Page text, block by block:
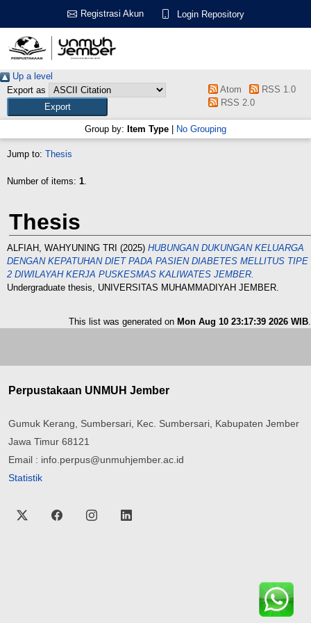
Registrasi Akun Login Repository
Up a level
Export as
Atom
RSS 1.0
RSS 2.0
Group by: Item Type No Grouping
Jump to: Thesis
Number of items: 1.
Thesis
ALFIAH, WAHYUNING TRI (2025) HUBUNGAN DUKUNGAN KELUARGA
DENGAN KEPATUHAN DIET PADA PASIEN DIABETES MELLITUS TIPE
2 DIWILAYAH KERJA PUSKESMAS KALIWATES JEMBER.
Undergraduate thesis, UNIVERSITAS MUHAMMADIYAH JEMBER.
This list was generated on Mon Aug 10 23:17:39 2026 WIB.
Perpustakaan UNMUH Jember
Gumuk Kerang, Sumbersari, Kec. Sumbersari, Kabupaten Jember
Jawa Timur 68121
Email : info.perpus@unmuhjember.ac.id
Statistik